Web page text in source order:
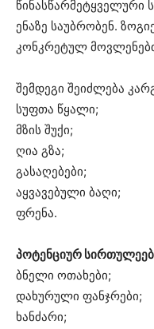
წინასწარმეტყველური
ენაზე საუბრობენ.
კონკრეტულ
შემდეგი შეიძლება
სუფთა წყალი;
მზის შუქი;
ღია გზა;
გასაღებები;
აყვავებული ბაღი;
ფრენა.
პოტენციურ
ბნელი ოთახები;
დახურული ფანჯრები;
ხანძარი;